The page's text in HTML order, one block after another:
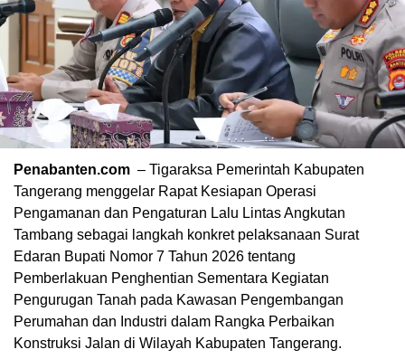
Penabanten.com – Tigaraksa Pemerintah Kabupaten
Tangerang menggelar Rapat Kesiapan Operasi
Pengamanan dan Pengaturan Lalu Lintas Angkutan
Tambang sebagai langkah konkret pelaksanaan Surat
Edaran Bupati Nomor 7 Tahun 2026 tentang
Pemberlakuan Penghentian Sementara Kegiatan
Pengurugan Tanah pada Kawasan Pengembangan
Perumahan dan Industri dalam Rangka Perbaikan
Konstruksi Jalan di Wilayah Kabupaten Tangerang.